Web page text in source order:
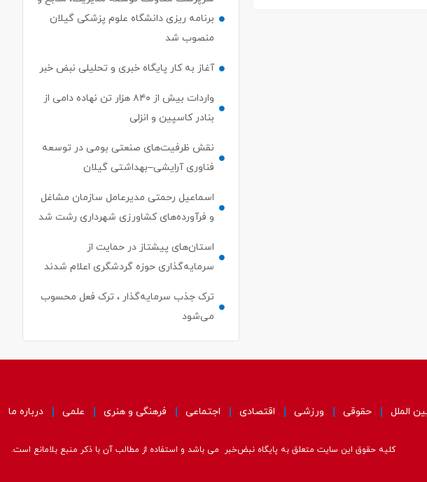
برنامه ریزی دانشگاه علوم پزشکی گیلان
منصوب شد
آغاز به کار پایگاه خبری و تحلیلی نبض خبر
واردات بیش از ۸۴۰ هزار تن نهاده دامی از
بنادر كاسپین و انزلی
نقش ظرفیت‌های صنعتی بومی در توسعه
فناوری آرایشی–بهداشتی گیلان
اسماعیل رحمتی مدیرعامل سازمان مشاغل
و فرآورده‌های کشاورزی شهرداری رشت شد
استان‌های پیشتاز در حمایت از
سرمایه‌گذاری حوزه گردشگری اعلام شدند
ترک جذب سرمایه‌گذار ، ترک فعل محسوب
می‌شود
الملل حقوقی ورزشی اقتصادی اجتماعی فرهنگی و هنری علمی درباره ما
کلیه حقوق این سایت متعلق به پایگاه نبض‌خبر می باشد و استفاده از مطالب آن با ذکر منبع بلامانع است.